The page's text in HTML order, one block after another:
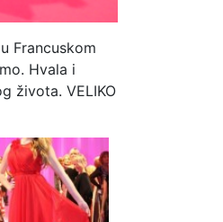
Francuskom
Hvala i
života. VELIKO